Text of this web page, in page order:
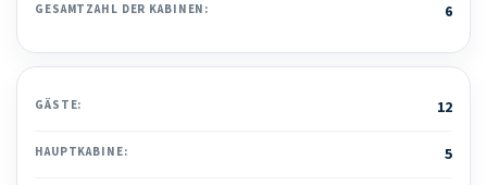
GESAMTZAHL DER KABINEN: 6
GÄSTE: 12
HAUPTKABINE: 5